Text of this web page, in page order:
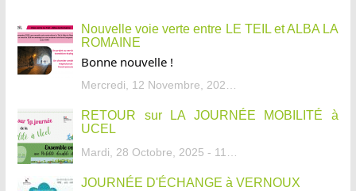
Nouvelle voie verte entre LE TEIL et ALBA LA
ROMAINE
Bonne nouvelle !
Mercredi, 12 Novembre, 2025 - 13:34
RETOUR sur LA JOURNÉE MOBILITÉ à
UCEL
Mardi, 28 Octobre, 2025 - 11:46
JOURNÉE D'ÉCHANGE à VERNOUX